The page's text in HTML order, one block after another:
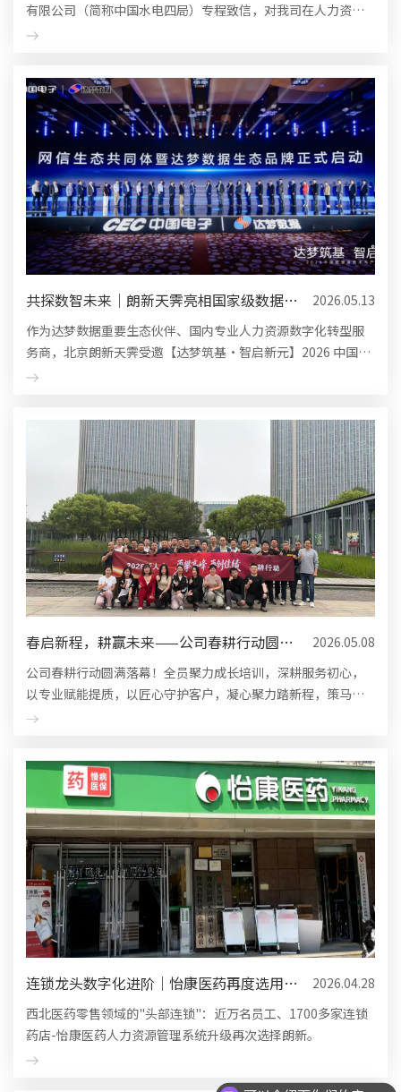
有限公司（简称中国水电四局）专程致信，对我司在人力资源
数字化项目中的专业服务、高效交付与深度协同，给予高度赞
共探数智未来｜朗新天霁亮相国家级数据库
2026.05.13
作为达梦数据重要生态伙伴、国内专业人力资源数字化转型服
务商，北京朗新天霁受邀【达梦筑基・智启新元】2026 中国数
据库技术与产业大会。
春启新程，耕赢未来——公司春耕行动圆满
2026.05.08
公司春耕行动圆满落幕！全员聚力成长培训，深耕服务初心，
以专业赋能提质，以匠心守护客户，凝心聚力踏新程，策马扬
鞭决胜全年！
连锁龙头数字化进阶｜怡康医药再度选用朗
2026.04.28
西北医药零售领域的"头部连锁"：近万名员工、1700多家连锁
药店-怡康医药人力资源管理系统升级再次选择朗新。